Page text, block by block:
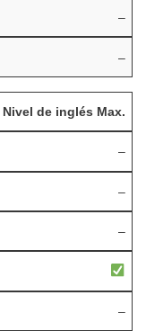
–
–
Nivel de inglés Max.
–
–
–
–